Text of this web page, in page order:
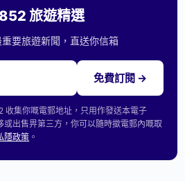
旅遊精選
要旅遊新聞，直送你信箱
免費訂閱 →
收集你嘅電郵地址，只用作發送本電子
或出售畀第三方，你可以隨時撳電郵內嘅取
隱政策 。